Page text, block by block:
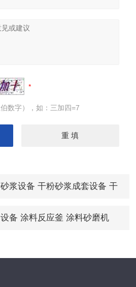
数字），如：三加四=7
浆设备 干粉砂浆成套设备 干
备 涂料反应釜 涂料砂磨机